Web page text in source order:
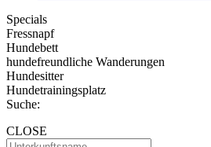
Specials
Fressnapf
Hundebett
hundefreundliche Wanderungen
Hundesitter
Hundetrainingsplatz
Suche:
CLOSE